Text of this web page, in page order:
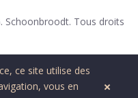
Schoonbroodt. Tous droits
ce site utilise des
vous en